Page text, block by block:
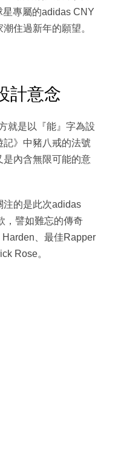
專屬的adidas CNY
住過新年的願望。
計意念
就是以『能』字為設
》中豬八戒的法號
是內含無限可能的意
注的是此次adidas
，譬如難忘的傳奇
、最佳Rapper
Rose。